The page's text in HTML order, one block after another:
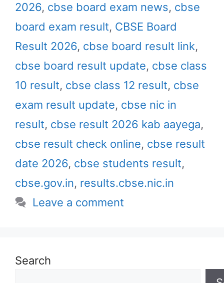
2026, cbse board exam news, cbse
board exam result, CBSE Board
Result 2026, cbse board result link,
cbse board result update, cbse class
10 result, cbse class 12 result, cbse
exam result update, cbse nic in
result, cbse result 2026 kab aayega,
cbse result check online, cbse result
date 2026, cbse students result,
cbse.gov.in, results.cbse.nic.in
Leave a comment
Search